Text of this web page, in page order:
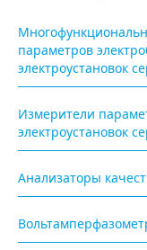
параметров
электроустановок
Измерители
электроустановок
Анализаторы